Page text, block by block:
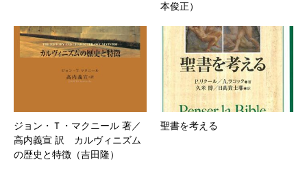
本俊正）
ジョン・Ｔ・マクニール 著／
高内義宣 訳 カルヴィニズム
の歴史と特徴（吉田隆）
聖書を考える